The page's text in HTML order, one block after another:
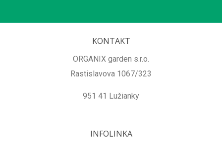
KONTAKT
ORGANIX garden s.r.o.
Rastislavova 1067/323
951 41 Lužianky
INFOLINKA